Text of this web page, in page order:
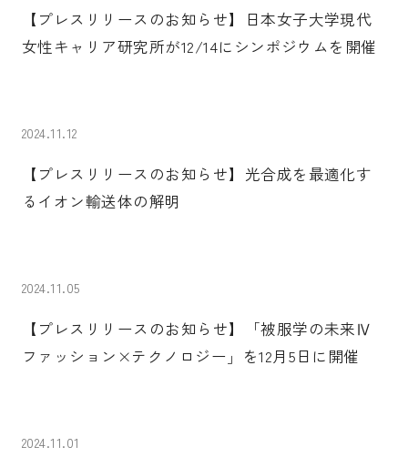
【プレスリリースのお知らせ】日本女子大学現代
女性キャリア研究所が12/14にシンポジウムを開催
2024.11.12
【プレスリリースのお知らせ】光合成を最適化す
るイオン輸送体の解明
2024.11.05
【プレスリリースのお知らせ】「被服学の未来Ⅳ
ファッション×テクノロジー」を12月5日に開催
2024.11.01